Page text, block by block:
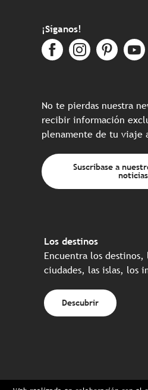
¡Síganos!
No te pierdas nuestra
recibir información
plenamente de tu viaje
Suscríbase a
noticias
Los destinos
Encuentra los destinos,
ciudades, las islas, los
Descubrir